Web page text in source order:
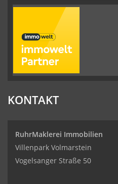
KONTAKT
RuhrMaklerei Immobilien
Villenpark Volmarstein
Vogelsanger Straße 50